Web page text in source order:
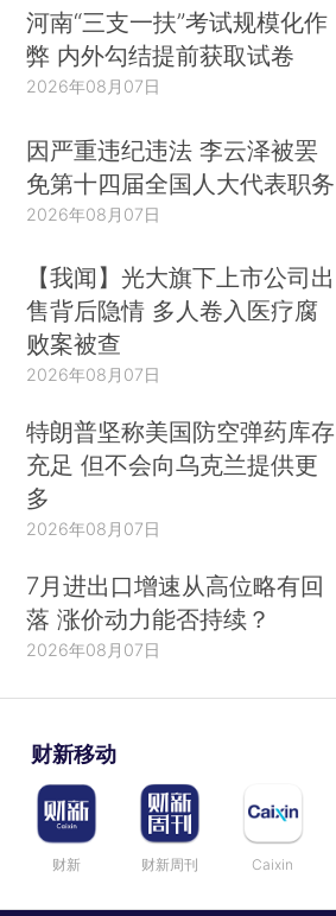
河南“三支一扶”考试规模化作
弊 内外勾结提前获取试卷
2026年08月07日
因严重违纪违法 李云泽被罢
免第十四届全国人大代表职务
2026年08月07日
【我闻】光大旗下上市公司出
售背后隐情 多人卷入医疗腐
败案被查
2026年08月07日
特朗普坚称美国防空弹药库存
充足 但不会向乌克兰提供更
多
2026年08月07日
7月进出口增速从高位略有回
落 涨价动力能否持续？
2026年08月07日
财新移动
财新 财新周刊 Caixin